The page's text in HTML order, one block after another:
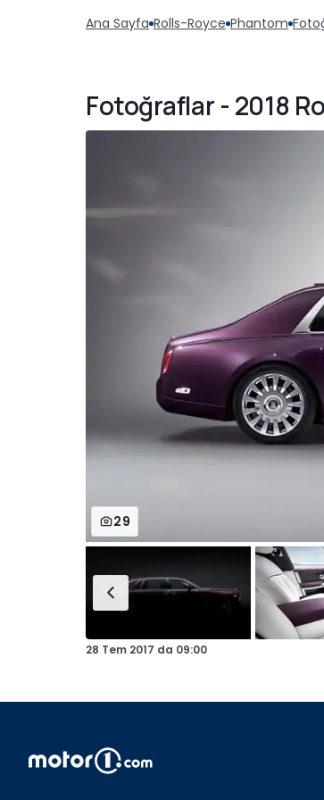
Ana Sayfa Rolls-Royce Phantom
Fotoğraflar - 2018
29
28 Tem 2017 da 09:00